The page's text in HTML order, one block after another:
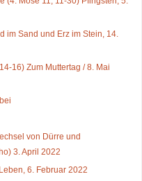
im Sand und Erz im Stein, 14.
16) Zum Muttertag / 8. Mai
von Dürre und
3. April 2022
6. Februar 2022